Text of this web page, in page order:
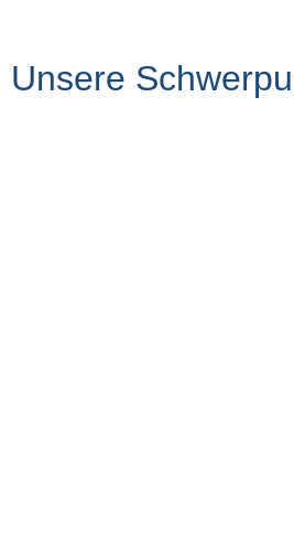
Unsere